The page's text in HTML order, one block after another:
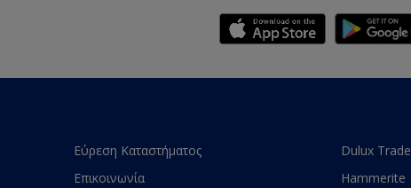
Εύρεση Καταστήματος
Επικοινωνία
Dulux Trade
Hammerite